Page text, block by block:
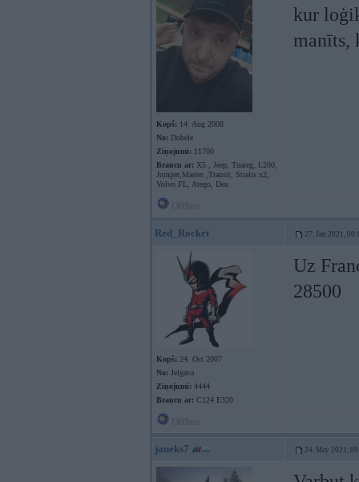
Kopš: 14. Aug 2008
No: Dobele
Ziņojumi: 11700
Braucu ar: X5 , Jeep, Tuareg, L200,
Jumper,Master ,Transit, Stralis x2,
Volvo FL, Atego, Deu
kur
manīts,
Red_Rocket 27. Jan 2021,
Kopš: 24. Oct 2007
No: Jelgava
Ziņojumi: 4444
Braucu ar: C124 E320
Uz
28500
janeks7 24. May 2021,